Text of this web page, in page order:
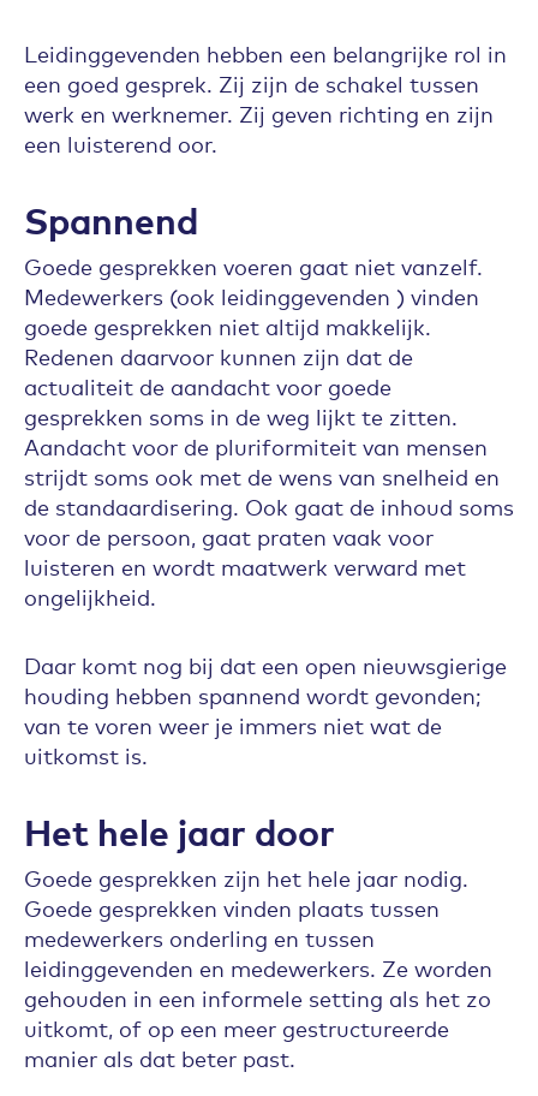
Leidinggevenden hebben een belangrijke rol in
een goed gesprek. Zij zijn de schakel tussen
werk en werknemer. Zij geven richting en zijn
een luisterend oor.
Spannend
Goede gesprekken voeren gaat niet vanzelf.
Medewerkers (ook leidinggevenden ) vinden
goede gesprekken niet altijd makkelijk.
Redenen daarvoor kunnen zijn dat de
actualiteit de aandacht voor goede
gesprekken soms in de weg lijkt te zitten.
Aandacht voor de pluriformiteit van mensen
strijdt soms ook met de wens van snelheid en
de standaardisering. Ook gaat de inhoud soms
voor de persoon, gaat praten vaak voor
luisteren en wordt maatwerk verward met
ongelijkheid.
Daar komt nog bij dat een open nieuwsgierige
houding hebben spannend wordt gevonden;
van te voren weer je immers niet wat de
uitkomst is.
Het hele jaar door
Goede gesprekken zijn het hele jaar nodig.
Goede gesprekken vinden plaats tussen
medewerkers onderling en tussen
leidinggevenden en medewerkers. Ze worden
gehouden in een informele setting als het zo
uitkomt, of op een meer gestructureerde
manier als dat beter past.